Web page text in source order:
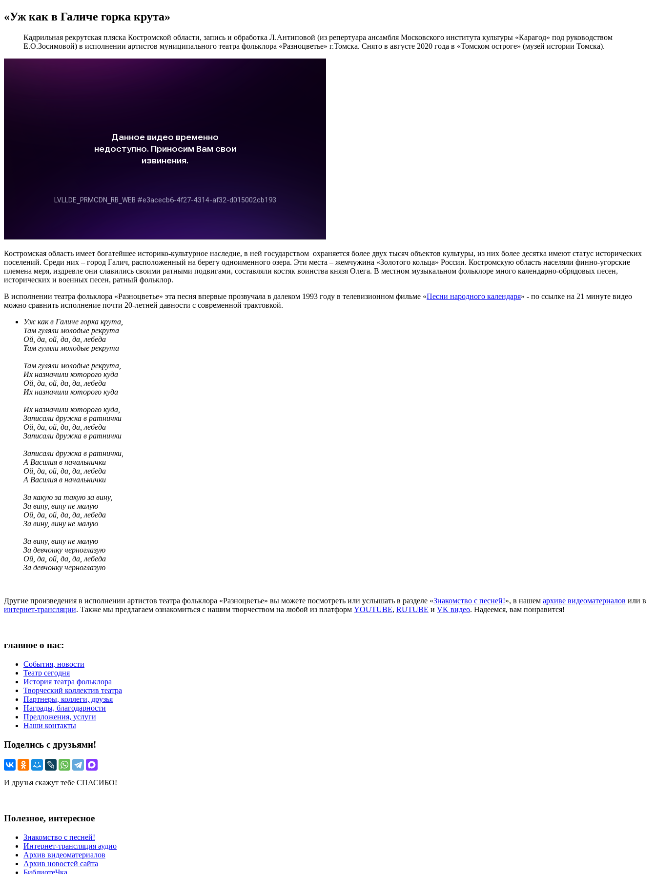
«Уж как в Галиче горка крута»
Кадрильная рекрутская пляска Костромской области, запись и обработка Л.Антиповой (из репертуара ансамбля Московского института культуры «Карагод» под руководством
Е.О.Зосимовой) в исполнении артистов муниципального театра фольклора «Разноцветье» г.Томска. Снято в августе 2020 года в «Томском остроге» (музей истории Томска).
Костромская область имеет богатейшее историко-культурное наследие, в ней государством охраняется более двух тысяч объектов культуры, из них более десятка имеют статус исторических
поселений. Среди них – город Галич, расположенный на берегу одноименного озера. Эти места – жемчужина «Золотого кольца» России. Костромскую область населяли финно-угорские
племена меря, издревле они славились своими ратными подвигами, составляли костяк воинства князя Олега. В местном музыкальном фольклоре много календарно-обрядовых песен,
исторических и военных песен, ратный фольклор.
В исполнении театра фольклора «Разноцветье» эта песня впервые прозвучала в далеком 1993 году в телевизионном фильме «Песни народного календаря» - по ссылке на 21 минуте видео
можно сравнить исполнение почти 20-летней давности с современной трактовкой.
Уж как в Галиче горка крута,
Там гуляли молодые рекрута
Ой, да, ой, да, да, лебеда
Там гуляли молодые рекрута
Там гуляли молодые рекрута,
Их назначили которого куда
Ой, да, ой, да, да, лебеда
Их назначили которого куда
Их назначили которого куда,
Записали дружка в ратнички
Ой, да, ой, да, да, лебеда
Записали дружка в ратнички
Записали дружка в ратнички,
А Василия в начальнички
Ой, да, ой, да, да, лебеда
А Василия в начальнички
За какую за такую за вину,
За вину, вину не малую
Ой, да, ой, да, да, лебеда
За вину, вину не малую
За вину, вину не малую
За девчонку черноглазую
Ой, да, ой, да, да, лебеда
За девчонку черноглазую
Другие произведения в исполнении артистов театра фольклора «Разноцветье» вы можете посмотреть или услышать в разделе «Знакомство с песней!», в нашем архиве видеоматериалов или в
интернет-трансляции. Также мы предлагаем ознакомиться с нашим творчеством на любой из платформ YOUTUBE, RUTUBE и VK видео. Надеемся, вам понравится!
главное о нас:
События, новости
Театр сегодня
История театра фольклора
Творческий коллектив театра
Партнеры, коллеги, друзья
Награды, благодарности
Предложения, услуги
Наши контакты
Поделись с друзьями!
И друзья скажут тебе СПАСИБО!
Полезное, интересное
Знакомство с песней!
Интернет-трансляция аудио
Архив видеоматериалов
Архив новостей сайта
БиблиотеЧка